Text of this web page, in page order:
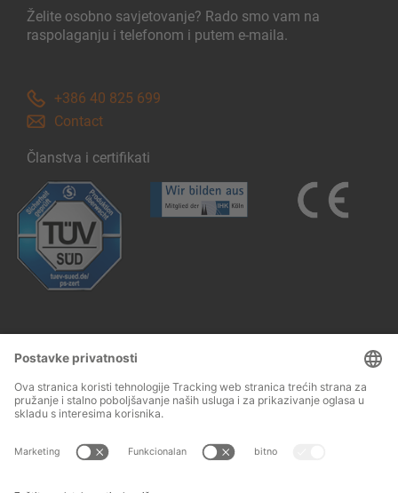
Želite osobno savjetovanje? Rado smo vam na
raspolaganju i telefonom i putem e-maila.
+386 40 825 699
Contact
Članstva i certifikati